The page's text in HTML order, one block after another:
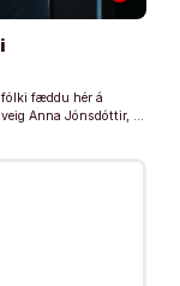
fæddu hér á
Anna Jónsdóttir, …